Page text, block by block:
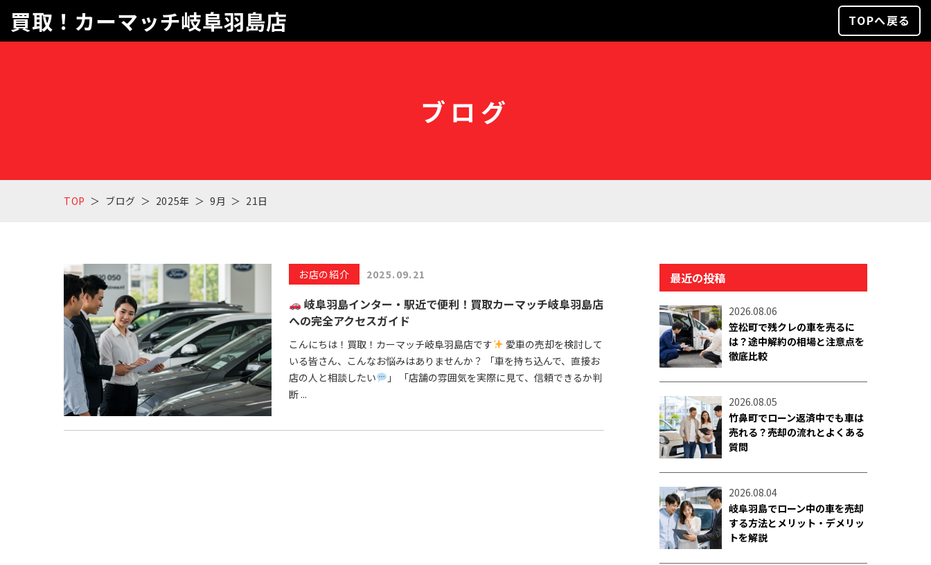
買取！カーマッチ岐阜羽島店 TOPへ戻る
ブログ
TOP ブログ 2025年 9月 21日
お店の紹介 2025.09.21
岐阜羽島インター・駅近で便利！買取カーマッチ岐阜羽島店
への完全アクセスガイド
こんにちは！買取！カーマッチ岐阜羽島店です
愛車の売却を検討して
いる皆さん、こんなお悩みはありませんか？ 「車を持ち込んで、直接お
店の人と相談したい
」 「店舗の雰囲気を実際に見て、信頼できるか判
断 ...
最近の投稿
2026.08.06
笠松町で残クレの車を売るに
は？途中解約の相場と注意点を
徹底比較
2026.08.05
竹鼻町でローン返済中でも車は
売れる？売却の流れとよくある
質問
2026.08.04
岐阜羽島でローン中の車を売却
する方法とメリット・デメリッ
トを解説